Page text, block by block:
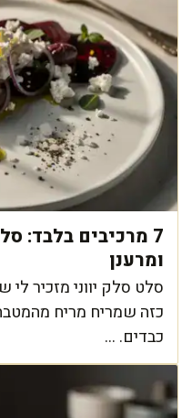
7 מרכיבים בלבד:
ומרענן
סלט סלק יווני מזכיר
כזה שמריח מריח
כבדים. ...